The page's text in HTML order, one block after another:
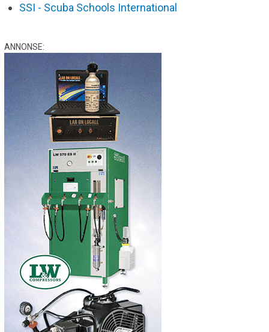
SSI - Scuba Schools International
ANNONSE: